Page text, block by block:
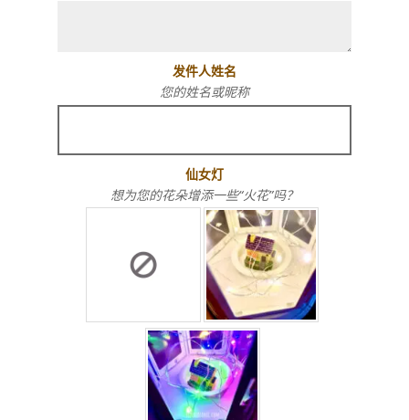
发件人姓名
您的姓名或昵称
仙女灯
想为您的花朵增添一些“火花”吗？